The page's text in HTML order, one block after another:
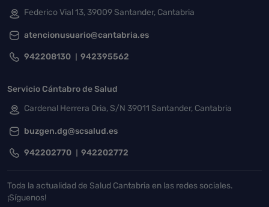
Federico Vial 13, 39009 Santander, Cantabria
atencionusuario@cantabria.es
942208130 942395562
Servicio Cántabro de Salud
Cardenal Herrera Oria, S/N 39011 Santander, Cantabria
buzgen.dg@scsalud.es
942202770 942202772
Toda la actualidad de Salud Cantabria en las redes sociales.
¡Síguenos!